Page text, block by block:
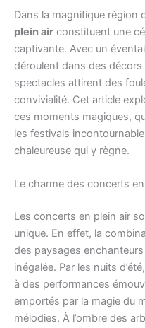
Dans la magnifique région
plein air constituent une
captivante. Avec un
déroulent dans des
spectacles attirent des
convivialité. Cet article
ces moments magiques,
les festivals
chaleureuse qui y règne.
Le charme des concerts
Les concerts en plein air
unique. En effet, la
des paysages
inégalée. Par les nuits
à des performances
emportés par la magie du
mélodies. À l’ombre des